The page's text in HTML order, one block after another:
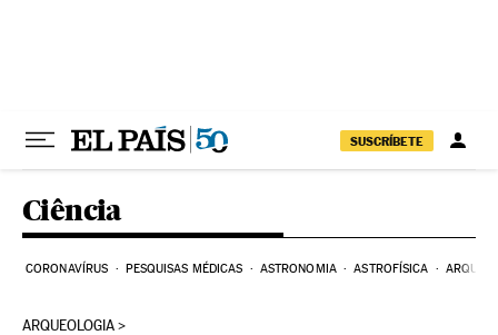
SUSCRÍBETE
Ciência
CORONAVÍRUS PESQUISAS MÉDICAS ASTRONOMIA ASTROFÍSICA
ARQUEOLOGIA